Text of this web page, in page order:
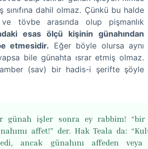
sınıfına dahil olmaz. Çünkü bu halde
tövbe arasında olup pişmanlık
esas ölçü kişinin günahından
etmesidir. Eğer böyle olursa aynı
bile günahta ısrar etmiş olmaz.
(sav) bir hadis-i şerifte şöyle
günah işler sonra ey rabbim! “bir
affet!” der. Hak Teala da:
ancak günahını affeden veya